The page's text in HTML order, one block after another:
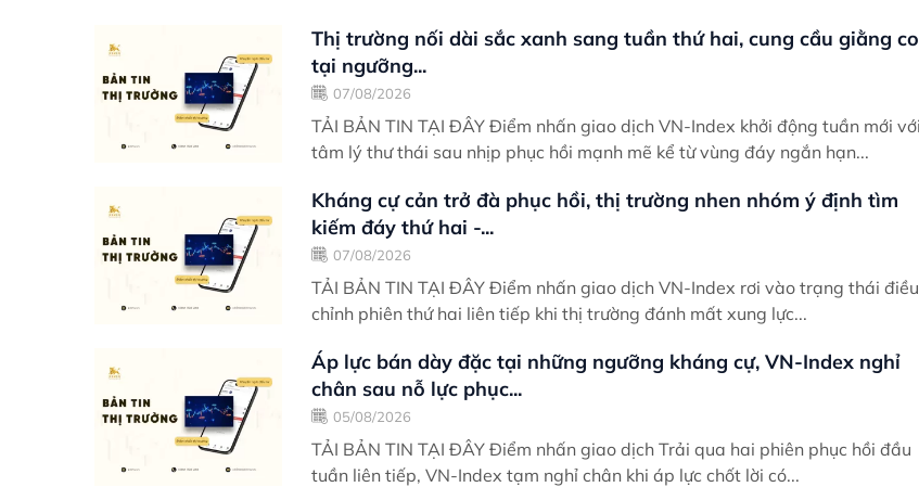
Thị trường nối dài sắc xanh sang tuần thứ hai, cung cầu giằng co
tại ngưỡng...
07/08/2026
TẢI BẢN TIN TẠI ĐÂY Điểm nhấn giao dịch VN-Index khởi động tuần mới với
tâm lý thư thái sau nhịp phục hồi mạnh mẽ kể từ vùng đáy ngắn hạn...
Kháng cự cản trở đà phục hồi, thị trường nhen nhóm ý định tìm
kiếm đáy thứ hai -...
07/08/2026
TẢI BẢN TIN TẠI ĐÂY Điểm nhấn giao dịch VN-Index rơi vào trạng thái điều
chỉnh phiên thứ hai liên tiếp khi thị trường đánh mất xung lực...
Áp lực bán dày đặc tại những ngưỡng kháng cự, VN-Index nghỉ
chân sau nỗ lực phục...
05/08/2026
TẢI BẢN TIN TẠI ĐÂY Điểm nhấn giao dịch Trải qua hai phiên phục hồi đầu
tuần liên tiếp, VN-Index tạm nghỉ chân khi áp lực chốt lời có...